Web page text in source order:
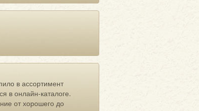
в ассортимент
в онлайн-каталоге.
от хорошего до